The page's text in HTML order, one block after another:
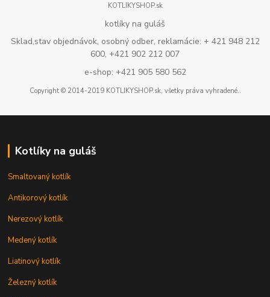
KOTLIKYSHOP.sk
kotlíky na guláš
Sklad,stav objednávok, osobný odber, reklamácie: + 421 948 212
600, +421 902 212 007
e-shop: +421 905 580 562
Copyright © 2014-2019 KOTLIKYSHOP.sk, všetky práva vyhradené..
Kotlíky na guláš
Smaltovaný kotlík
Antikorový kotlík
Nerezový kotlík
Medený kotlík
Liatinový kotlík
Železný kotlík